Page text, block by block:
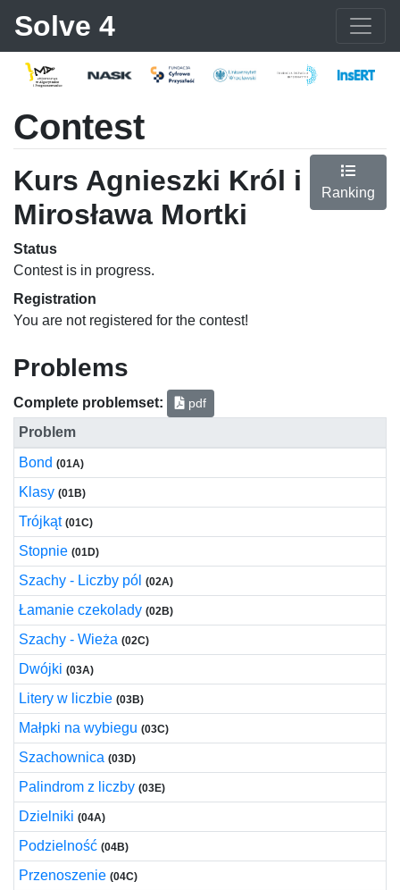
Solve 4
Contest
Kurs Agnieszki Król i
Mirosława Mortki
Ranking
Status
Contest is in progress.
Registration
You are not registered for the contest!
Problems
Complete problemset: pdf
Problem
Bond (01A)
Klasy (01B)
Trójkąt (01C)
Stopnie (01D)
Szachy - Liczby pól (02A)
Łamanie czekolady (02B)
Szachy - Wieża (02C)
Dwójki (03A)
Litery w liczbie (03B)
Małpki na wybiegu (03C)
Szachownica (03D)
Palindrom z liczby (03E)
Dzielniki (04A)
Podzielność (04B)
Przenoszenie (04C)